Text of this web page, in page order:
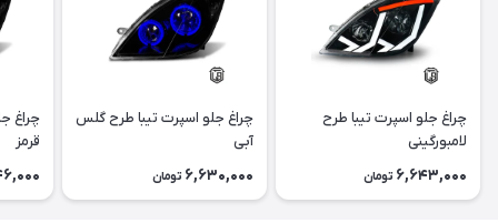
چراغ جلو اسپرت تیبا طرح
لامبورگینی
6,643,000 تومان
چراغ جلو اسپرت تیبا طرح گلس
آبی
6,630,000 تومان
چراغ
قرمز